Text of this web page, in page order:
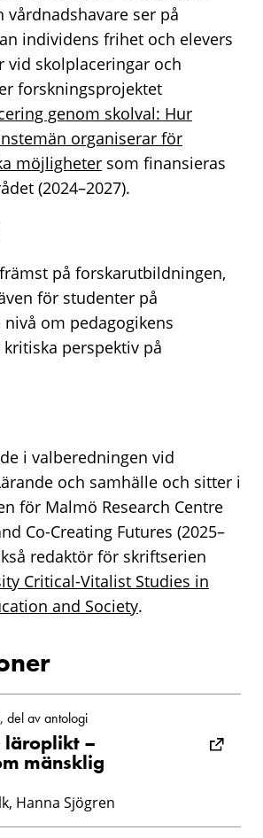
vårdnadshavare ser på
individens frihet och elevers
vid skolplaceringar och
forskningsprojektet
genom skolval: Hur
organiserar för
möjligheter som finansieras
(2024–2027).
på forskarutbildningen,
för studenter på
om pedagogikens
perspektiv på
i valberedningen vid
och samhälle och sitter i
för Malmö Research Centre
Co-Creating Futures (2025–
redaktör för skriftserien
Critical-Vitalist Studies in
and Society.
del av antologi
läroplikt –
mänsklig
Hanna Sjögren